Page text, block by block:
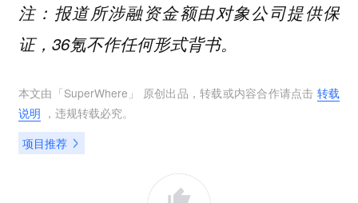
注：报道所涉融资金额由对象公司提供保
证，36氪不作任何形式背书。
本文由「SuperWhere 」 原创出品，转载或内容合作请点击 转载
说明 ，违规转载必究。
项目推荐